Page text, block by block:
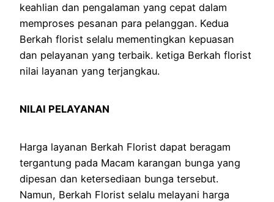
keahlian dan pengalaman yang cepat dalam
memproses pesanan para pelanggan. Kedua
Berkah florist selalu mementingkan kepuasan
dan pelayanan yang terbaik. ketiga Berkah florist
nilai layanan yang terjangkau.
NILAI PELAYANAN
Harga layanan Berkah Florist dapat beragam
tergantung pada Macam karangan bunga yang
dipesan dan ketersediaan bunga tersebut.
Namun, Berkah Florist selalu melayani harga